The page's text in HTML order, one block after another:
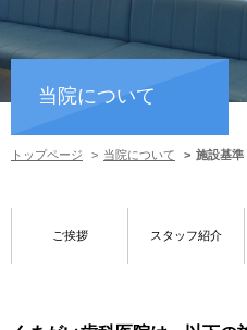
当院について
トップページ 当院について 施設基準
ご挨拶 スタッフ紹介